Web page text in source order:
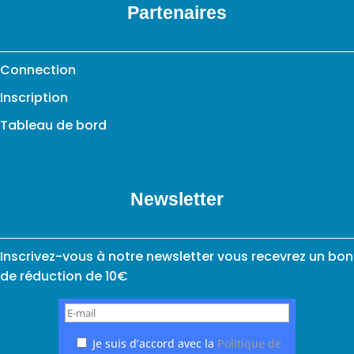
Partenaires
Connection
Inscription
Tableau de bord
Newsletter
Inscrivez-vous à notre newsletter vous recevrez un bon
de réduction de 10€
Je suis d’accord avec la Politique de